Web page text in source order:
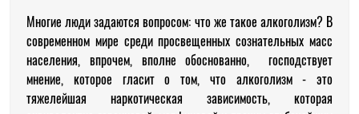
Многие люди задаются вопросом: что же такое алкоголизм? В
современном мире среди просвещенных сознательных масс
населения, впрочем, вполне обоснованно, господствует
мнение, которое гласит о том, что алкоголизм - это
тяжелейшая наркотическая зависимость, которая